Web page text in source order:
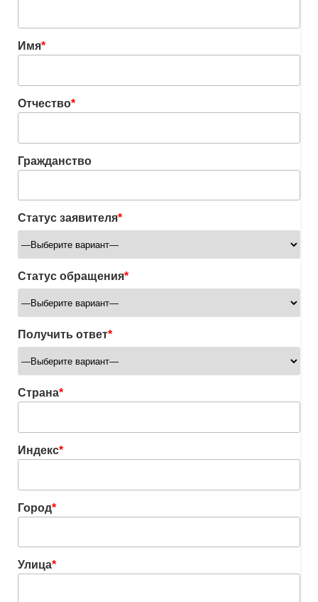
Имя*
Отчество*
Гражданство
Статус заявителя*
Статус обращения*
Получить ответ*
Страна*
Индекс*
Город*
Улица*